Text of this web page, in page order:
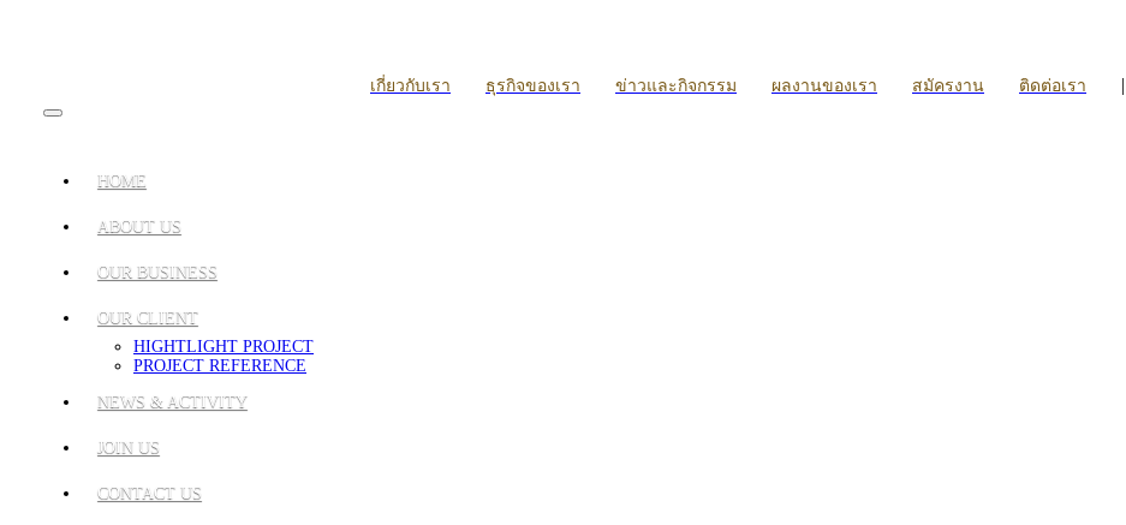
เกี่ยวกับเรา ธุรกิจของเรา ข่าวและกิจกรรม ผลงานของเรา สมัครงาน ติดต่อเรา |
HOME
ABOUT US
OUR BUSINESS
OUR CLIENT
HIGHTLIGHT PROJECT
PROJECT REFERENCE
NEWS & ACTIVITY
JOIN US
CONTACT US